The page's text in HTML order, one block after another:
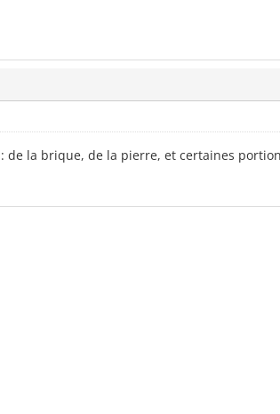
la brique, de la pierre, et certaines